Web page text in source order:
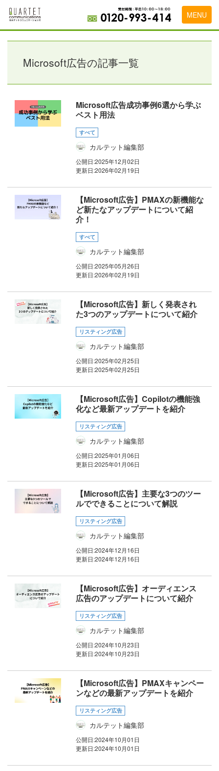
MENU
トップページ
料金表
初めて導入をお考えの方
代理店の乗り換えをお考えの方
広告代理店・HP制作会社様へ
お申し込みから運用開始までの流れ
お問い合わせ
Microsoft広告の記事一覧
Microsoft広告成功事例6選から学ぶ
ベスト用法
すべて
カルテット編集部
公開日:2025年12月02日
更新日:2026年02月19日
【Microsoft広告】PMAXの新機能な
ど新たなアップデートについて紹
介！
すべて
カルテット編集部
公開日:2025年05月26日
更新日:2026年02月19日
【Microsoft広告】新しく発表され
た3つのアップデートについて紹介
リスティング広告
カルテット編集部
公開日:2025年02月25日
更新日:2025年02月25日
【Microsoft広告】Copilotの機能強
化など最新アップデートを紹介
リスティング広告
カルテット編集部
公開日:2025年01月06日
更新日:2025年01月06日
【Microsoft広告】主要な3つのツー
ルでできることについて解説
リスティング広告
カルテット編集部
公開日:2024年12月16日
更新日:2024年12月16日
【Microsoft広告】オーディエンス
広告のアップデートについて紹介
リスティング広告
カルテット編集部
公開日:2024年10月23日
更新日:2024年10月23日
【Microsoft広告】PMAXキャンペー
ンなどの最新アップデートを紹介
リスティング広告
カルテット編集部
公開日:2024年10月01日
更新日:2024年10月01日